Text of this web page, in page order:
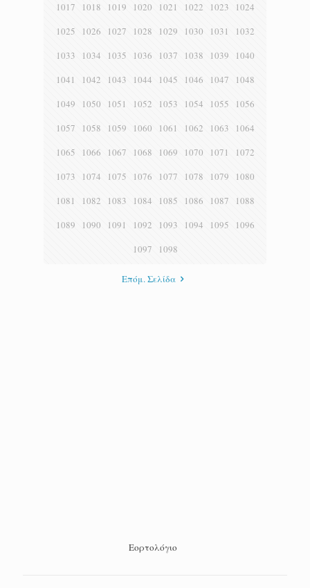
1017
1018 1019 1020 1021 1022 1023
1024
1025
1026 1027 1028 1029 1030 1031
1032
1033
1034 1035 1036 1037 1038 1039
1040
1041
1042 1043 1044 1045 1046 1047
1048
1049
1050 1051 1052 1053 1054 1055
1056
1057
1058 1059 1060 1061 1062 1063
1064
1065
1066 1067 1068 1069 1070 1071
1072
1073
1074 1075 1076 1077 1078 1079
1080
1081
1082 1083 1084 1085 1086 1087
1088
1089
1090 1091 1092 1093 1094 1095
1096
1097
1098
Επόμ. Σελίδα
Εορτολόγιο